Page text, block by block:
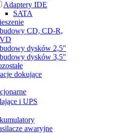
Adaptery IDE
SATA
CD, CD-R,
dysków 2,5"
dysków 3,5"
dokujące
i UPS
awaryjne